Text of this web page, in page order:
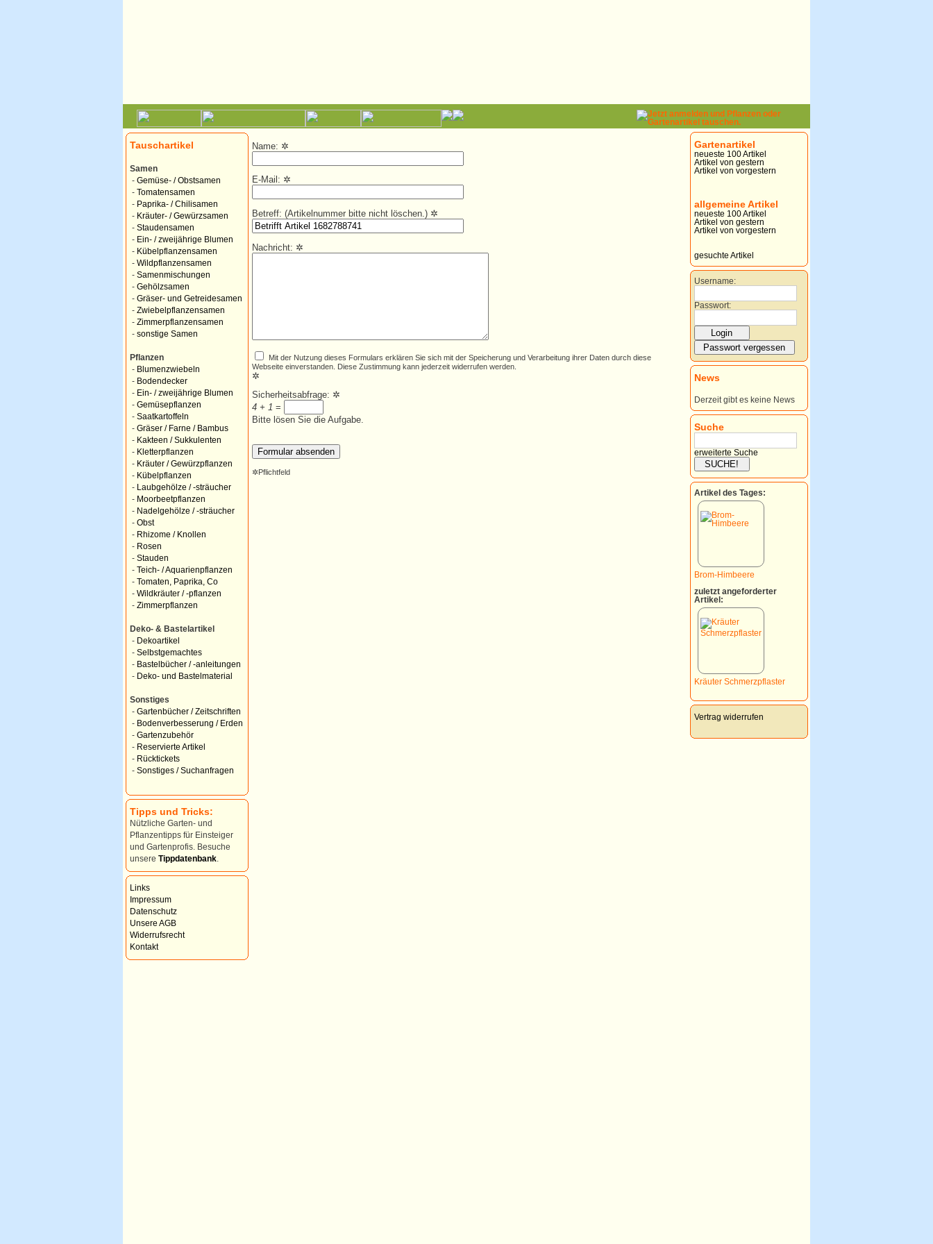
Tauschartikel
Samen
- Gemüse- / Obstsamen
- Tomatensamen
- Paprika- / Chilisamen
- Kräuter- / Gewürzsamen
- Staudensamen
- Ein- / zweijährige Blumen
- Kübelpflanzensamen
- Wildpflanzensamen
- Samenmischungen
- Gehölzsamen
- Gräser- und Getreidesamen
- Zwiebelpflanzensamen
- Zimmerpflanzensamen
- sonstige Samen
Pflanzen
- Blumenzwiebeln
- Bodendecker
- Ein- / zweijährige Blumen
- Gemüsepflanzen
- Saatkartoffeln
- Gräser / Farne / Bambus
- Kakteen / Sukkulenten
- Kletterpflanzen
- Kräuter / Gewürzpflanzen
- Kübelpflanzen
-
Laubgehölze / -sträucher
- Moorbeetpflanzen
- Nadelgehölze / -sträucher
- Obst
- Rhizome / Knollen
- Rosen
- Stauden
- Teich- / Aquarienpflanzen
- Tomaten, Paprika, Co
- Wildkräuter / -pflanzen
- Zimmerpflanzen
Deko- & Bastelartikel
- Dekoartikel
- Selbstgemachtes
- Bastelbücher / -anleitungen
- Deko- und Bastelmaterial
Sonstiges
- Gartenbücher / Zeitschriften
- Bodenverbesserung / Erden
- Gartenzubehör
- Reservierte Artikel
- Rücktickets
- Sonstiges / Suchanfragen
Tipps und Tricks:
Nützliche Garten- und
Pflanzentipps für Einsteiger
und Gartenprofis. Besuche
unsere Tippdatenbank
Links
Impressum
Datenschutz
Unsere AGB
Widerrufsrecht
Kontakt
Name: ✲
E-Mail: ✲
Betreff: (Artikelnummer bitte nicht löschen.) ✲
Nachricht: ✲
Mit der Nutzung dieses Formulars erklären Sie sich mit der Speicherung und Verarbeitung ihrer Daten durch diese
Webseite einverstanden. Diese Zustimmung kann jederzeit widerrufen werden.
✲
Sicherheitsabfrage: ✲
4 + 1 =
Bitte lösen Sie die Aufgabe.
✲Pflichtfeld
Gartenartikel
neueste 100 Artikel
Artikel von gestern
Artikel von vorgestern
allgemeine Artikel
neueste 100 Artikel
Artikel von gestern
Artikel von vorgestern
gesuchte Artikel
Username:
Passwort:
News
Derzeit gibt es keine News
Suche
erweiterte Suche
Artikel des Tages:
Brom-Himbeere
zuletzt angeforderter
Artikel:
Kräuter Schmerzpflaster
Vertrag widerrufen